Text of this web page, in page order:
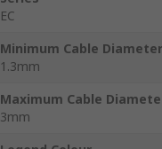
EC
Minimum Cable Diameter
1.3mm
Maximum Cable
3mm